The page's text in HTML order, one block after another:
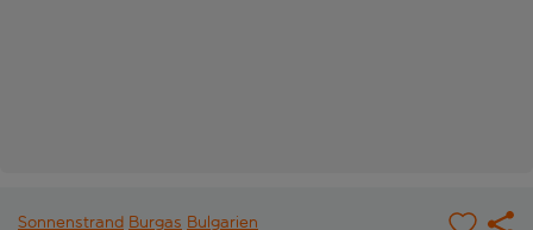
Sonnenstrand Burgas Bulgarien